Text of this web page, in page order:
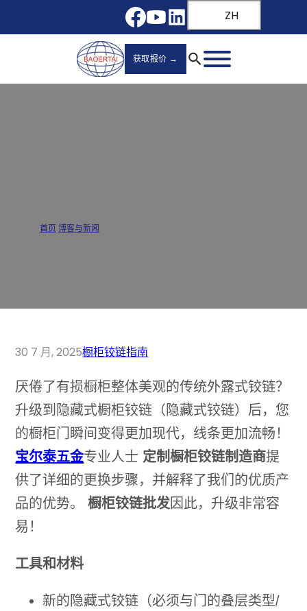
ZH
获取报价 →
首页 博客与新闻
30 7 月, 2025橱柜铰链指南
厌倦了有损橱柜整体美观的传统外露式铰链？
升级到隐藏式橱柜铰链（隐藏式铰链）后，您
的橱柜门瞬间变得更加现代，线条更加流畅！
宝尔泰五金专业人士 定制橱柜铰链制造商提
供了详细的更换步骤，并解释了我们的优质产
品的优势。橱柜铰链批发因此，升级非常容
易！
工具和材料
新的隐藏式铰链（必须与门的叠层类型/